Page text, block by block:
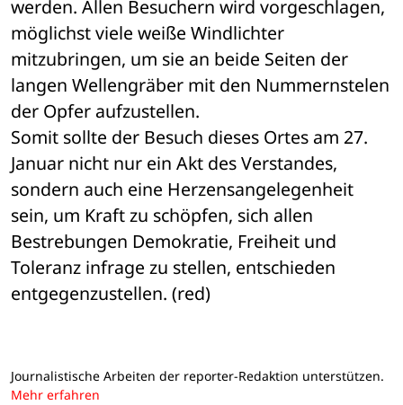
werden. Allen Besuchern wird vorgeschlagen,
möglichst viele weiße Windlichter
mitzubringen, um sie an beide Seiten der
langen Wellengräber mit den Nummernstelen
der Opfer aufzustellen.
Somit sollte der Besuch dieses Ortes am 27.
Januar nicht nur ein Akt des Verstandes,
sondern auch eine Herzensangelegenheit
sein, um Kraft zu schöpfen, sich allen
Bestrebungen Demokratie, Freiheit und
Toleranz infrage zu stellen, entschieden
entgegenzustellen. (red)
Journalistische Arbeiten der reporter-Redaktion unterstützen.
Mehr erfahren